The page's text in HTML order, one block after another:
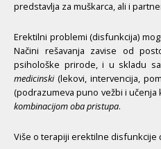
predstavlja za muškarca, ali i
Erektilni problemi (disfunkcija)
Načini rešavanja zavise od
psihološke prirode, i u skladu
medicinski(lekovi, intervencija,
(podrazumeva puno vežbi i učenja
kombinacijom oba pristupa.
Više o terapiji erektilne disfunkcije